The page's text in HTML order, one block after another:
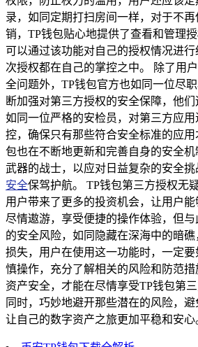
录，如同定期打扫房间一样，对于不
销，TP钱包贴心地提供了查看和管理
可以通过该功能对自己的授权情况进
次授权都在自己的掌控之中。 除了用
全问题外，TP钱包官方也如同一位尽
断加强对第三方授权的安全保障，他们
如同一位严格的安检员，对第三方应
控，确保只有那些符合安全标准的应
包也在不断地更新和完善自身的安全
武器的战士，以应对日益复杂的安全
安全保驾护航。 TP钱包第三方授权无
用户带来了更多的投资机会，让用户
尽情遨游，享受便捷的操作体验，但
的安全风险，如同隐藏在深海中的暗
损失，用户在使用这一功能时，一定
慎操作，充分了解相关的风险和防范
资产安全，才能在尽情享受TP钱包第
同时，巧妙地避开那些潜在的风险，避
让自己的数字资产之旅更加平稳和安心